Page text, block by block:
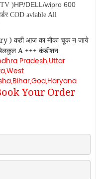
(HP/DELL/wipro 600
COD avlable All
) कही आज का मौका चूक न जाये
A +++ कंडीशन
Pradesh,Uttar
Your Order